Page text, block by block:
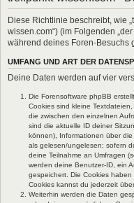
Diese Richtlinie beschreibt, wie
wissen.com“) (im Folgenden
während deines Foren-Besuchs
UMFANG UND ART DER
Deine Daten werden auf vier
Die Forensoftware phpBB
Cookies sind kleine
die zwischen den einzelnen
sind die aktuelle ID deiner
können), Informationen über
als gelesen/ungelesen; sofern
deine Teilnahme an Umfragen
werden deine Benutzer-ID, ein
gespeichert. Die Cookies
Cookies kannst du jederzeit
Weiterhin werden die Daten